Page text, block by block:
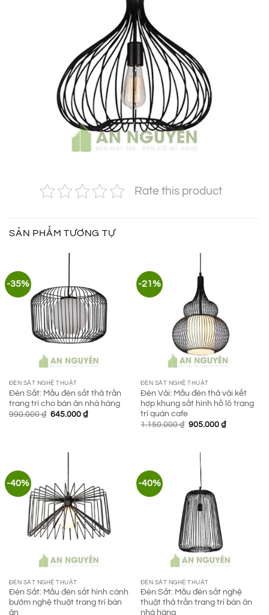
Rate this product
SẢN PHẨM TƯƠNG TỰ
-35%
ĐÈN SẮT NGHỆ THUẬT
Đèn Sắt: Mẫu đèn sắt thả trần
trang trí cho bàn ăn nhà hàng
990.000₫ Giá
645.000 ₫Giá
-21%
ĐÈN SẮT NGHỆ THUẬT
Đèn Vải: Mẫu đèn thả vải kết
hợp khung sắt hình hồ lô trang
trí quán cafe
1.150.000₫ Giá
905.000 ₫Giá
-40%
ĐÈN SẮT NGHỆ THUẬT
Đèn Sắt: Mẫu đèn sắt hình cánh
bướm nghệ thuật trang trí bàn
ăn
-40%
ĐÈN SẮT NGHỆ THUẬT
Đèn Sắt: Mẫu đèn sắt nghệ
thuật thả trần trang trí bàn ăn
nhà hàng